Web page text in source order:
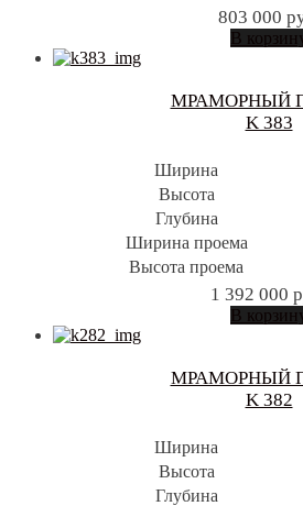
803 000
В
МРАМОРНЫЙ
K 383
Ширина
Высота
Глубина
Ширина проема
Высота проема
1 392 000
В
МРАМОРНЫЙ
K 382
Ширина
Высота
Глубина